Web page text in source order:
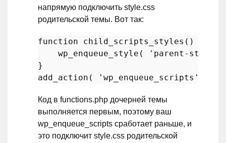
напрямую подключить style.css
родительской темы. Вот так:
function child_scripts_styles ( )
wp_enqueue_style ( 'parent-style'
add_action ( 'wp_enqueue_scripts'
Код в functions.php дочерней темы
выполняется первым, поэтому ваш
wp_enqueue_scripts сработает раньше, и
это подключит style.css родительской